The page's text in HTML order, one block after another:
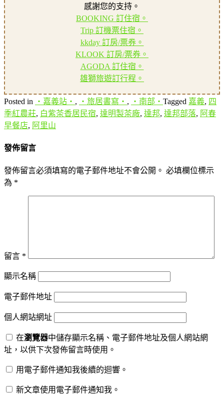
感謝您的支持。
BOOKING 訂住宿。
Trip 訂機票住宿。
kkday 訂房/票券。
KLOOK 訂房/票券。
AGODA 訂住宿。
雄獅旅遊訂行程。
Posted in ‧嘉義站‧ , ‧旅居書寫‧ , ‧南部‧ Tagged 嘉義, 四
季紅農莊, 白紫茶香居民宿, 達明製茶廠, 達邦, 達邦部落, 阿春
早餐店, 阿里山
發佈留言
發佈留言必須填寫的電子郵件地址不會公開。 必填欄位標示
為 *
留言 *
顯示名稱
電子郵件地址
個人網站網址
在瀏覽器中儲存顯示名稱、電子郵件地址及個人網站網
址，以供下次發佈留言時使用。
用電子郵件通知我後續的迴響。
新文章使用電子郵件通知我。